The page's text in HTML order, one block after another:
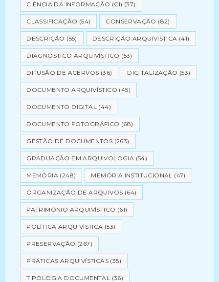
CIÊNCIA DA INFORMAÇÃO (CI) (37)
CLASSIFICAÇÃO (54) CONSERVAÇÃO (82)
DESCRIÇÃO (55) DESCRIÇÃO ARQUIVÍSTICA (41)
DIAGNÓSTICO ARQUIVÍSTICO (53)
DIFUSÃO DE ACERVOS (36) DIGITALIZAÇÃO (53)
DOCUMENTO ARQUIVÍSTICO (45)
DOCUMENTO DIGITAL (44)
DOCUMENTO FOTOGRÁFICO (68)
GESTÃO DE DOCUMENTOS (263)
GRADUAÇÃO EM ARQUIVOLOGIA (54)
MEMÓRIA (248) MEMÓRIA INSTITUCIONAL (47)
ORGANIZAÇÃO DE ARQUIVOS (64)
PATRIMÔNIO ARQUIVÍSTICO (61)
POLÍTICA ARQUIVÍSTICA (53)
PRESERVAÇÃO (267)
PRÁTICAS ARQUIVÍSTICAS (35)
TIPOLOGIA DOCUMENTAL (36)